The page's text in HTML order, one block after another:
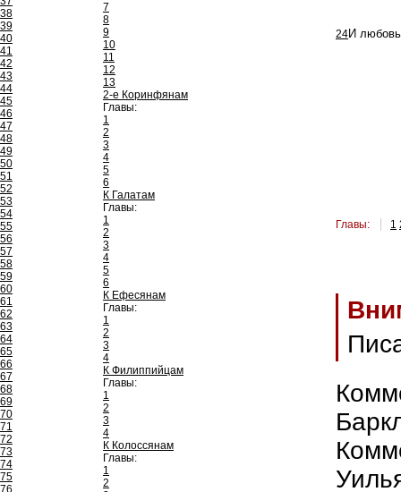
38
39
40
41
42
43
44
45
46
47
48
49
50
51
52
53
54
55
56
57
58
59
60
61
62
63
64
65
66
67
68
69
70
71
72
73
74
75
76
7
8
9
10
11
12
13
2-е Коринфянам
Главы:
1
2
3
4
5
6
К Галатам
Главы:
1
2
3
4
5
6
К Ефесянам
Главы:
1
2
3
4
К Филиппийцам
Главы:
1
2
3
4
К Колоссянам
Главы:
1
2
24И
Главы: 1